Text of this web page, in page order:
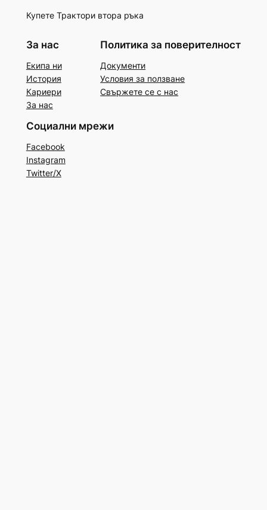
Купете Трактори втора ръка
За нас
Екипа ни
История
Кариери
За нас
Политика за поверителност
Документи
Условия за ползване
Свържете се с нас
Социални мрежи
Facebook
Instagram
Twitter/X